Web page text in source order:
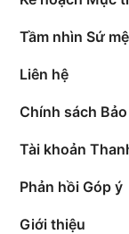
Tầm nhìn Sứ
Liên hệ
Chính sách
Tài khoản
Phản hồi Góp ý
Giới thiệu